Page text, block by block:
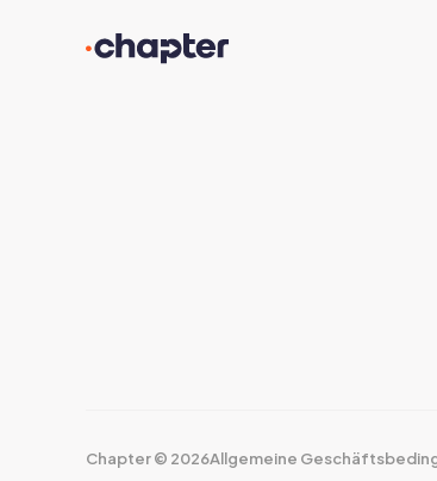
Chapter © 2026Allgemeine